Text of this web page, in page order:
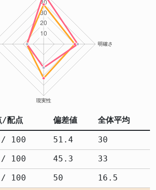
/配点 偏差値 全体平均
100 51.4
30
100 45.3
33
/ 100 50
16.5